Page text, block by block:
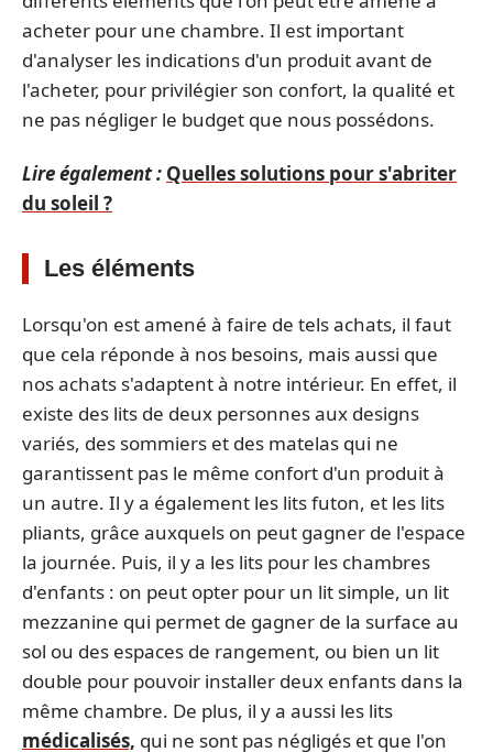
acheter pour une chambre. Il est important
d'analyser les indications d'un produit avant de
l'acheter, pour privilégier son confort, la qualité et
ne pas négliger le budget que nous possédons.
Lire également : Quelles solutions pour s'abriter
du soleil ?
Les éléments
Lorsqu'on est amené à faire de tels achats, il faut
que cela réponde à nos besoins, mais aussi que
nos achats s'adaptent à notre intérieur. En effet, il
existe des lits de deux personnes aux designs
variés, des sommiers et des matelas qui ne
garantissent pas le même confort d'un produit à
un autre. Il y a également les lits futon, et les lits
pliants, grâce auxquels on peut gagner de l'espace
la journée. Puis, il y a les lits pour les chambres
d'enfants : on peut opter pour un lit simple, un lit
mezzanine qui permet de gagner de la surface au
sol ou des espaces de rangement, ou bien un lit
double pour pouvoir installer deux enfants dans la
même chambre. De plus, il y a aussi les lits
médicalisés, qui ne sont pas négligés et que l'on